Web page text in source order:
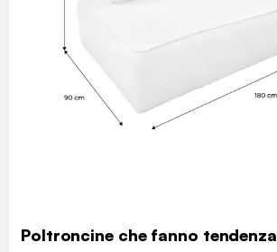
Poltroncine che fanno tendenza